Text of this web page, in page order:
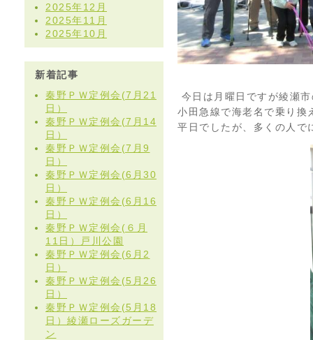
2025年12月
2025年11月
2025年10月
新着記事
秦野ＰＷ定例会(7月21
日）
秦野ＰＷ定例会(7月14
日）
秦野ＰＷ定例会(7月9
日）
秦野ＰＷ定例会(6月30
日）
秦野ＰＷ定例会(6月16
日）
秦野ＰＷ定例会(６月
11日）戸川公園
秦野ＰＷ定例会(6月2
日）
秦野ＰＷ定例会(5月26
日）
秦野ＰＷ定例会(5月18
日）綾瀬ローズガーデ
ン
今日は月曜日ですが綾瀬
小田急線で海老名で乗り換
平日でしたが、多くの人で